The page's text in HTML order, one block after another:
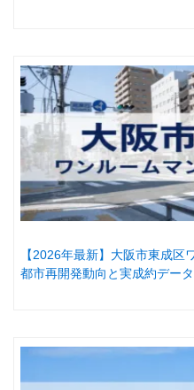
【2026年最新】大阪市東成区
都市再開発動向と実成約デー